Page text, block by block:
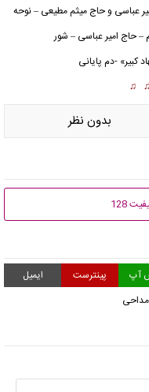
♫ ♫
بدون نظر
128
آپ پینترست
ایمیل